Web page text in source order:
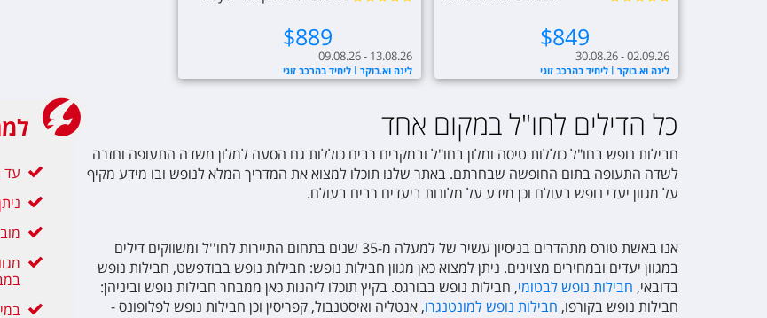
$849
לינה וא.בוקר ליחיד בהרכב זוגי
30.08.26 - 02.09.26
$889
לינה וא.בוקר ליחיד בהרכב זוגי
09.08.26 - 13.08.26
כל הדילים לחו"ל במקום אחד
חבילות נופש בחו"ל כוללות טיסה ומלון בחו"ל ובמקרים רבים כוללות גם הסעה למלון משדה התעופה וחזרה
לשדה התעופה בתום החופשה שבחרתם. באתר שלנו תוכלו למצוא את המדריך המלא לנופש ובו מידע מקיף
על מגוון יעדי נופש בעולם וכן מידע על מלונות ביעדים רבים בעולם.
אנו באשת טורס מתהדרים בניסיון עשיר של למעלה מ-35 שנים בתחום התיירות לחו''ל ומשווקים דילים
במגוון יעדים ובמחירים מצוינים. ניתן למצוא כאן מגוון חבילות נופש: חבילות נופש בבודפשט, חבילות נופש
בדובאי, חבילות נופש לבטומי, חבילות נופש בבורגס. בקיץ תוכלו ליהנות כאן ממבחר חבילות נופש וביניהן:
חבילות נופש בקורפו, חבילות נופש למונטנגרו, אנטליה ואיסטנבול, קפריסין וכן חבילות נופש לפלופונס -
עד